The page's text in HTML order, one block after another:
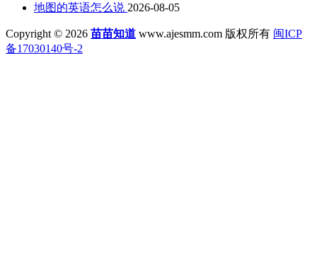
地图的英语怎么说 2026-08-05
Copyright © 2026 苗苗知道 www.ajesmm.com 版权所有 闽ICP
备17030140号-2